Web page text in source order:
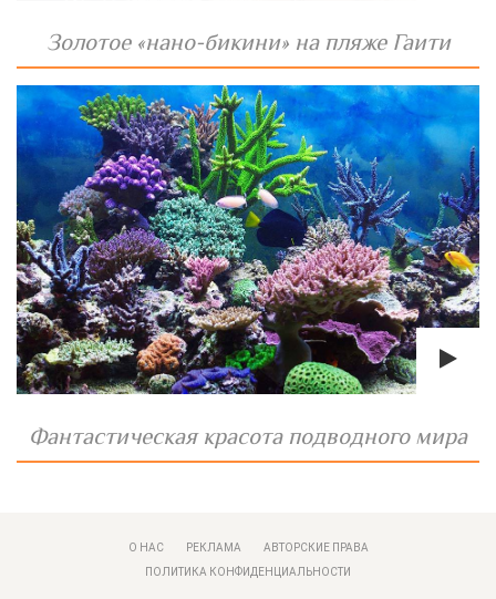
Золотое «нано-бикини» на пляже Гаити
Фантастическая красота подводного мира
О НАС РЕКЛАМА
АВТОРСКИЕ ПРАВА
ПОЛИТИКА КОНФИДЕНЦИАЛЬНОСТИ